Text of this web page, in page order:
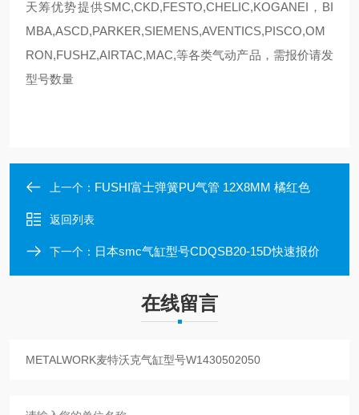
天筹优势提供SMC,CKD,FESTO,CHELIC,KOGANEI，BI
MBA,ASCD,PARKER,SIEMENS,AVENTICS,PISCO,OM
RON,FUSHZ,AIRTAC,MAC,等各类气动产品，需报价请发
型号数量
上一个： FUSHI富士弹簧PU气管 12X8MM 橘红色
返回列表
下一个： 日本smc气缸型号CDQSB20-15D快速报价
在线留言